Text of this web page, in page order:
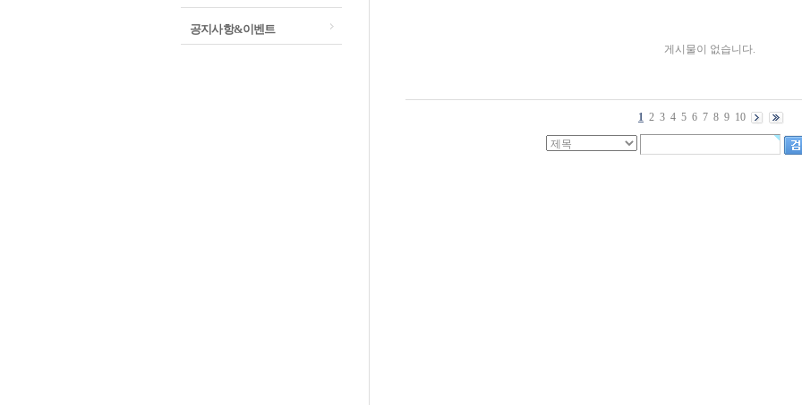
공지사항&이벤트
게시물이 없습니다.
1 2 3 4 5 6 7 8 9 10